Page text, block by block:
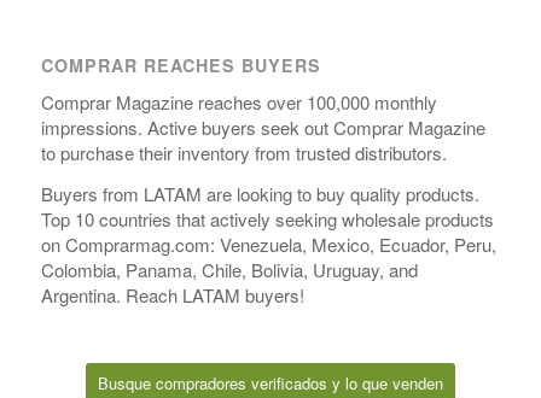
COMPRAR REACHES BUYERS
Comprar Magazine reaches over 100,000 monthly
impressions. Active buyers seek out Comprar Magazine
to purchase their inventory from trusted distributors.
Buyers from LATAM are looking to buy quality products.
Top 10 countries that actively seeking wholesale products
on Comprarmag.com: Venezuela, Mexico, Ecuador, Peru,
Colombia, Panama, Chile, Bolivia, Uruguay, and
Argentina. Reach LATAM buyers!
Busque compradores verificados y lo que venden